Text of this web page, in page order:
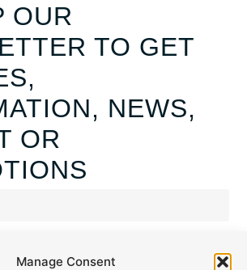
Manage Consent
OUR
TO GET
NEWS,
OR